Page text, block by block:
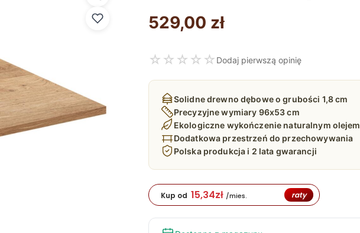
529,00 zł
☆ ☆ ☆ ☆ ☆ Dodaj pierwszą opinię
Solidne drewno dębowe o grubości 1,8 cm
Precyzyjne wymiary 96x53 cm
Ekologiczne wykończenie naturalnym olejem
Dodatkowa przestrzeń do przechowywania
Polska produkcja i 2 lata gwarancji
Kup od 15,34zł /mies. raty